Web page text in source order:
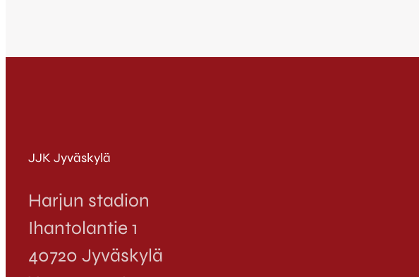
JJK Jyväskylä
Harjun stadion
Ihantolantie 1
40720 Jyväskylä